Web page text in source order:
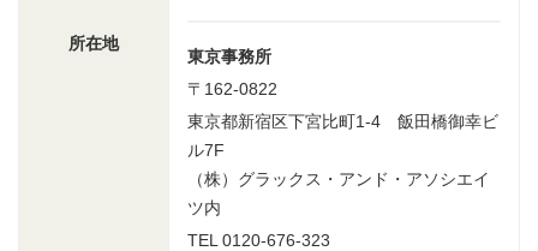
所在地
東京事務所
〒162-0822
東京都新宿区下宮比町1-4 飯田橋御幸ビ
ル7F
（株）グラックス・アンド・アソシエイ
ツ内
TEL 0120-676-323